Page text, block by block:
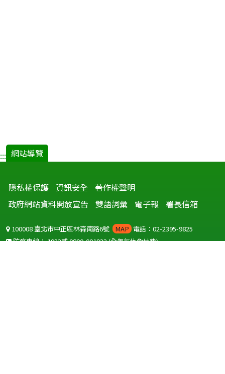
::: 網站導覽
隱私權保護 資訊安全 著作權聲明
政府網站資料開放宣告
雙語詞彙 電子報 署長信箱
100008 臺北市中正區林森南路6號 MAP 電話：02-2395-9825
防疫專線：1922或0800-001922(全年無休免付費)